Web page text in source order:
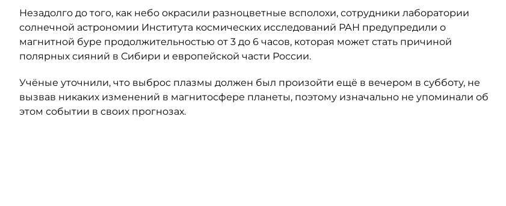
Незадолго до того, как небо окрасили разноцветные всполохи, сотрудники лаборатории
солнечной астрономии Института космических исследований РАН предупредили о
магнитной буре продолжительностью от 3 до 6 часов, которая может стать причиной
полярных сияний в Сибири и европейской части России.
Учёные уточнили, что выброс плазмы должен был произойти ещё в вечером в субботу, не
вызвав никаких изменений в магнитосфере планеты, поэтому изначально не упоминали об
этом событии в своих прогнозах.